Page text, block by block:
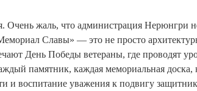
Очень жаль, что администрация Нерюнгри
Славы» — это не просто
День Победы ветераны, где проводят
памятник, каждая мемориальная
и воспитание уважения к подвигу